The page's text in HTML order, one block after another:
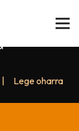
Lege oharra